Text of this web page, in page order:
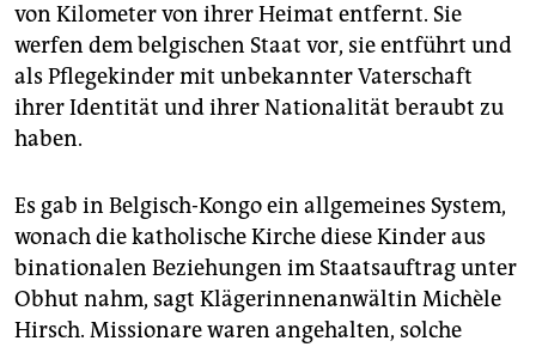
von Kilometer von ihrer Heimat entfernt. Sie
werfen dem belgischen Staat vor, sie entführt und
als Pflegekinder mit unbekannter Vaterschaft
ihrer Identität und ihrer Nationalität beraubt zu
haben.
Es gab in Belgisch-Kongo ein allgemeines System,
wonach die katholische Kirche diese Kinder aus
binationalen Beziehungen im Staatsauftrag unter
Obhut nahm, sagt Klägerinnenanwältin Michèle
Hirsch. Mis­sio­na­re waren angehalten, solche